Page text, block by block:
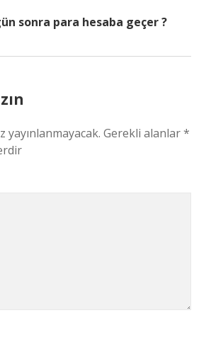
sonra para hesaba geçer ?
yayınlanmayacak. Gerekli alanlar*